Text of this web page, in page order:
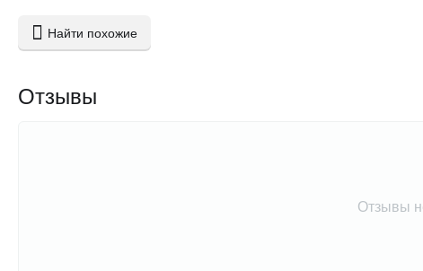
Найти похожие
Отзывы
Отзывы